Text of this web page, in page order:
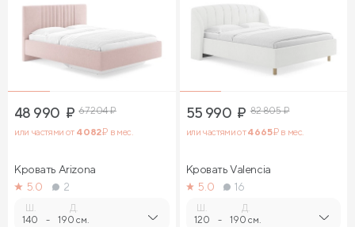
48 990 ₽ 67 204₽
или частями от 4 082₽ в мес.
Кровать Arizona
5.0
2
140 -
Д.
190 см.
55 990 ₽ 82 805₽
или частями от4 665₽ в мес.
Кровать Valencia
5.0
16
120 -
Д.
190 см.